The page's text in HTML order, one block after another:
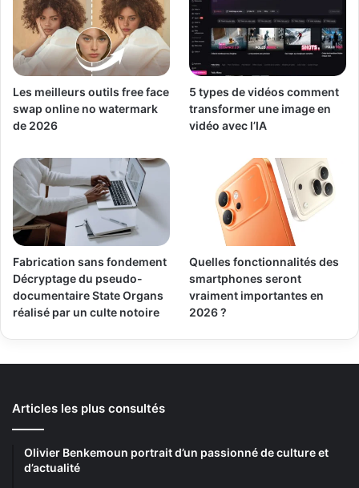
Les meilleurs outils free face
swap online no watermark
de 2026
5 types de vidéos comment
transformer une image en
vidéo avec l’IA
Fabrication sans fondement
Décryptage du pseudo-
documentaire State Organs
réalisé par un culte notoire
Quelles fonctionnalités des
smartphones seront
vraiment importantes en
2026 ?
Articles les plus consultés
Olivier Benkemoun portrait d’un passionné de culture et
d’actualité